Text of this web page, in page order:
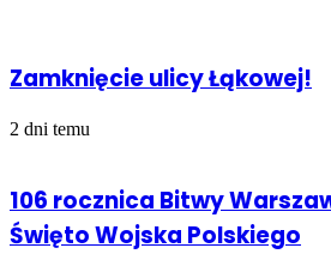
Zamknięcie ulicy Łąkowej!
2 dni temu
106 rocznica Bitwy
Święto Wojska Polskiego